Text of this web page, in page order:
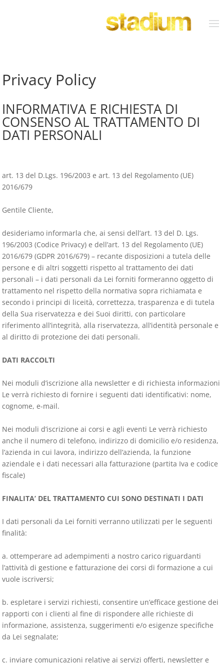
Privacy Policy
INFORMATIVA E RICHIESTA DI
CONSENSO AL TRATTAMENTO DI
DATI PERSONALI
art. 13 del D.Lgs. 196/2003 e art. 13 del Regolamento (UE)
2016/679
Gentile Cliente,
desideriamo informarla che, ai sensi dell’art. 13 del D. Lgs.
196/2003 (Codice Privacy) e dell’art. 13 del Regolamento (UE)
2016/679 (GDPR 2016/679) – recante disposizioni a tutela delle
persone e di altri soggetti rispetto al trattamento dei dati
personali – i dati personali da Lei forniti formeranno oggetto di
trattamento nel rispetto della normativa sopra richiamata e
secondo i principi di liceità, correttezza, trasparenza e di tutela
della Sua riservatezza e dei Suoi diritti, con particolare
riferimento all’integrità, alla riservatezza, all’identità personale e
al diritto di protezione dei dati personali.
DATI RACCOLTI
Nei moduli d’iscrizione alla newsletter e di richiesta informazioni
Le verrà richiesto di fornire i seguenti dati identificativi: nome,
cognome, e-mail.
Nei moduli d’iscrizione ai corsi e agli eventi Le verrà richiesto
anche il numero di telefono, indirizzo di domicilio e/o residenza,
l’azienda in cui lavora, indirizzo dell’azienda, la funzione
aziendale e i dati necessari alla fatturazione (partita Iva e codice
fiscale)
FINALITA’ DEL TRATTAMENTO CUI SONO DESTINATI I DATI
I dati personali da Lei forniti verranno utilizzati per le seguenti
finalità:
a. ottemperare ad adempimenti a nostro carico riguardanti
l’attività di gestione e fatturazione dei corsi di formazione a cui
vuole iscriversi;
b. espletare i servizi richiesti, consentire un’efficace gestione dei
rapporti con i clienti al fine di rispondere alle richieste di
informazione, assistenza, suggerimenti e/o esigenze specifiche
da Lei segnalate;
c. inviare comunicazioni relative ai servizi offerti, newsletter e